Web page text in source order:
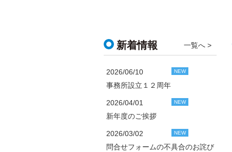
新着情報 一覧へ >
2026/06/10 NEW
事務所設立１２周年
2026/04/01 NEW
新年度のご挨拶
2026/03/02 NEW
問合せフォームの不具合のお詫び